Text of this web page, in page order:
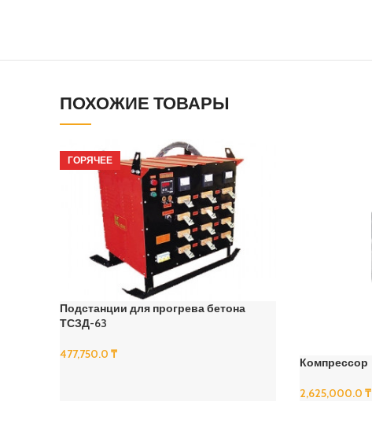
ПОХОЖИЕ ТОВАРЫ
ГОРЯЧЕЕ
Подстанции для прогрева бетона
ТСЗД-63
477,750.0 ₸
Компрессор
2,625,000.0₸